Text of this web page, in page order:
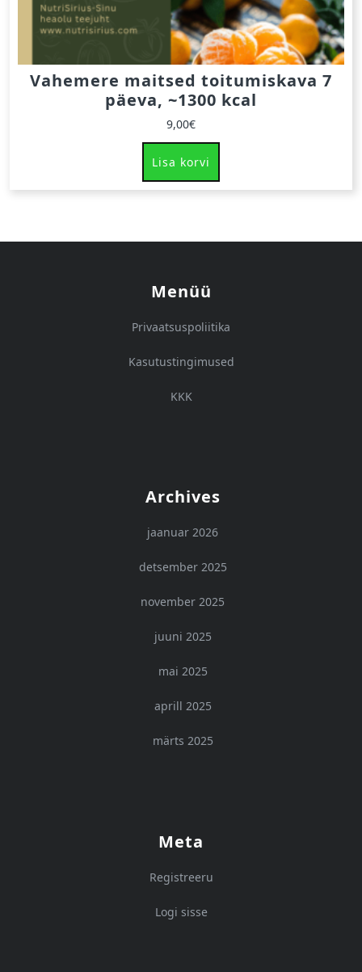
Vahemere maitsed toitumiskava 7
päeva, ~1300 kcal
9,00€
Lisa korvi
Menüü
Privaatsuspoliitika
Kasutustingimused
KKK
Archives
jaanuar 2026
detsember 2025
november 2025
juuni 2025
mai 2025
aprill 2025
märts 2025
Meta
Registreeru
Logi sisse